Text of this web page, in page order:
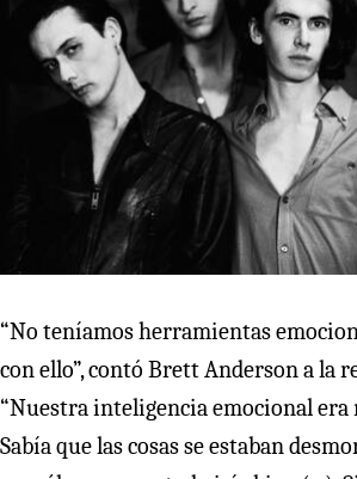
“No teníamos herramientas
con ello”, contó Brett Anderson a la
“Nuestra inteligencia emocional
Sabía que las cosas se estaban